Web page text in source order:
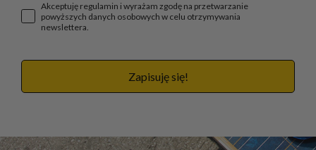
Akceptuję regulamin i wyrażam zgodę na przetwarzanie
powyższych danych osobowych w celu otrzymywania
newslettera.
Zapisuję się!